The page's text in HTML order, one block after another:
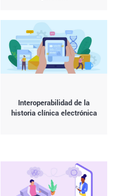
Interoperabilidad de la
historia clínica electrónica